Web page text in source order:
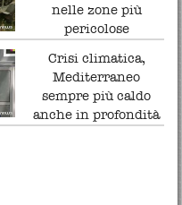
nelle zone più
pericolose
Crisi climatica,
Mediterraneo
sempre più caldo
anche in profondità